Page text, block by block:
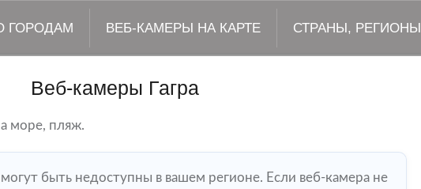
ГОРОДАМ ВЕБ-КАМЕРЫ НА КАРТЕ СТРАНЫ, РЕГИОНЫ
Веб-камеры Гагра
море, пляж.
быть недоступны в вашем регионе. Если веб-камера не